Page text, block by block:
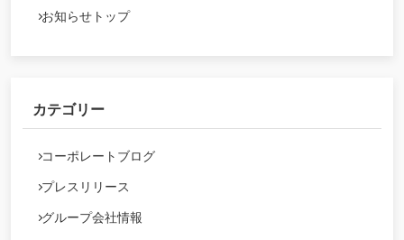
お知らせトップ
カテゴリー
コーポレートブログ
プレスリリース
グループ会社情報